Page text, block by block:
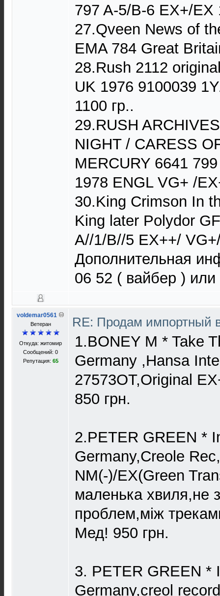
797 A-5/B-6 EX+/EX
27.Qveen News of
EMA 784 Great
28.Rush 2112
UK 1976 9100039
1100 гр..
29.RUSH
NIGHT / CARESS
MERCURY 6641
1978 ENGL VG+ /
30.King Crimson In
King later Polydor
A//1/B//5 EX++/
Дополнительная
06 52 ( вайбер ) или
voldemar0561
Ветеран
Откуда: житомир
Сообщений: 0
Репутация: 65
RE: Продам импортный
1.BONEY M * Take
Germany ,Hansa
27573OT,Original
850 грн.
2.PETER GREEN *
Germany,Creole
NM(-)/EX(Green
маленька хвиля,не
проблем,між
Мед! 950 грн.
3. PETER GREEN *
Germany,creol